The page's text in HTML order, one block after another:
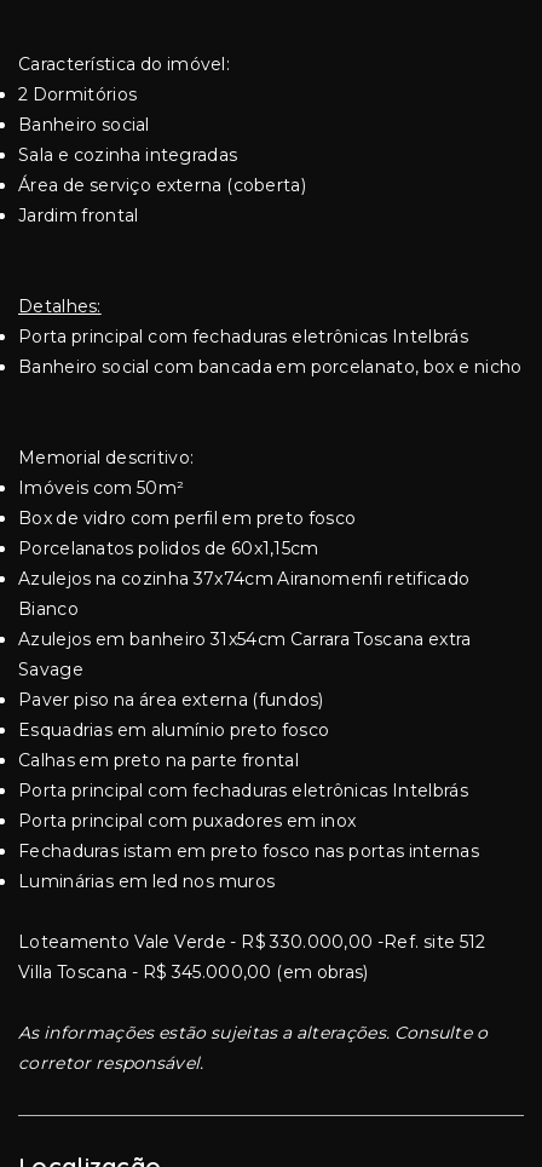
Característica do imóvel:
2 Dormitórios
Banheiro social
Sala e cozinha integradas
Área de serviço externa (coberta)
Jardim frontal
Detalhes:
Porta principal com fechaduras eletrônicas Intelbrás
Banheiro social com bancada em porcelanato, box e nicho
Memorial descritivo:
Imóveis com 50m²
Box de vidro com perfil em preto fosco
Porcelanatos polidos de 60x1,15cm
Azulejos na cozinha 37x74cm Airanomenfi retificado
Bianco
Azulejos em banheiro 31x54cm Carrara Toscana extra
Savage
Paver piso na área externa (fundos)
Esquadrias em alumínio preto fosco
Calhas em preto na parte frontal
Porta principal com fechaduras eletrônicas Intelbrás
Porta principal com puxadores em inox
Fechaduras istam em preto fosco nas portas internas
Luminárias em led nos muros
Loteamento Vale Verde - R$ 330.000,00 -Ref. site 512
Villa Toscana - R$ 345.000,00 (em obras)
As informações estão sujeitas a alterações. Consulte o
corretor responsável.